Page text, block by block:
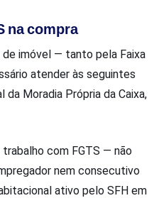
na compra
de imóvel — tanto pela Faixa
atender às seguintes
Moradia Própria da Caixa,
com FGTS — não
nem consecutivo
ativo pelo SFH em